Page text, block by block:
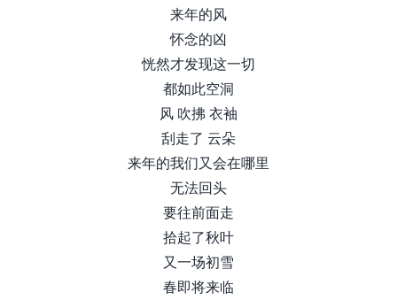
来年的风
怀念的凶
恍然才发现这一切
都如此空洞
风 吹拂 衣袖
刮走了 云朵
来年的我们又会在哪里
无法回头
要往前面走
拾起了秋叶
又一场初雪
春即将来临